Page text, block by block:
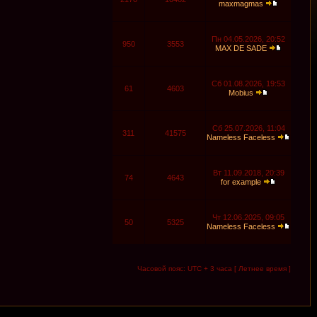
maxmagmas
950 3553
Пн 04.05.2026, 20:52
MAX DE SADE
61 4603
Сб 01.08.2026, 19:53
Mobius
311 41575
Сб 25.07.2026, 11:04
Nameless Faceless
74 4643
Вт 11.09.2018, 20:39
for example
50 5325
Чт 12.06.2025, 09:05
Nameless Faceless
Часовой пояс: UTC + 3 часа [ Летнее время ]